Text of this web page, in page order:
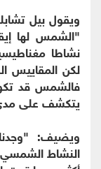
ويقول بيل
"الشمس لها
نشاطا
لكن المقاييس
فالشمس قد
يتكشف على
ويضيف:
النشاط